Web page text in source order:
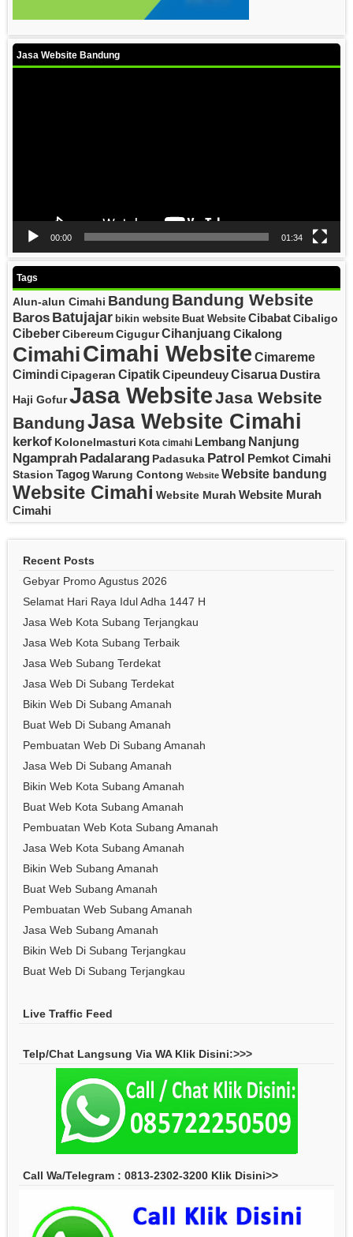
Jasa Website Bandung
00:00 01:34
Tags
Alun-alun Cimahi Bandung Bandung Website
Baros Batujajar bikin website Buat Website CibabatCibaligo
CibeberCibereumCigugurCihanjuang Cikalong
CimahiCimahi Website Cimareme
CimindiCipageran CipatikCipeundeuyCisarua Dustira
Haji Gofur Jasa WebsiteJasa Website
BandungJasa Website Cimahi
kerkof Kolonelmasturi Kota cimahi Lembang Nanjung
Ngamprah Padalarang Padasuka Patrol Pemkot Cimahi
Stasion TagogWarung Contong Website Website bandung
Website Cimahi Website Murah Website Murah
Cimahi
Recent Posts
Gebyar Promo Agustus 2026
Selamat Hari Raya Idul Adha 1447 H
Jasa Web Kota Subang Terjangkau
Jasa Web Kota Subang Terbaik
Jasa Web Subang Terdekat
Jasa Web Di Subang Terdekat
Bikin Web Di Subang Amanah
Buat Web Di Subang Amanah
Pembuatan Web Di Subang Amanah
Jasa Web Di Subang Amanah
Bikin Web Kota Subang Amanah
Buat Web Kota Subang Amanah
Pembuatan Web Kota Subang Amanah
Jasa Web Kota Subang Amanah
Bikin Web Subang Amanah
Buat Web Subang Amanah
Pembuatan Web Subang Amanah
Jasa Web Subang Amanah
Bikin Web Di Subang Terjangkau
Buat Web Di Subang Terjangkau
Live Traffic Feed
Telp/Chat Langsung Via WA Klik Disini:>>>
Call Wa/Telegram : 0813-2302-3200 Klik Disini>>